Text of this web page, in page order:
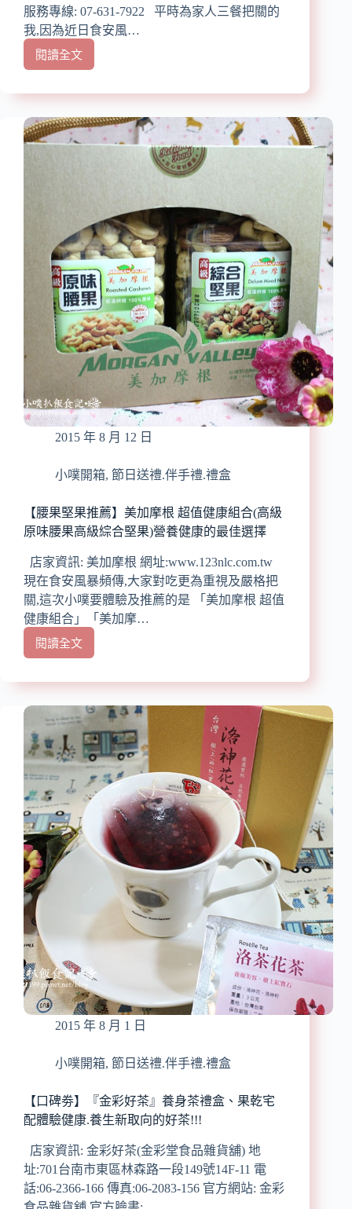
服務專線: 07-631-7922 平時為家人三餐把關的
我,因為近日食安風…
閱讀全文
【團
美
『石
安
用
兩
相
宜
『手
工
黃
金
上
班
族
購
夯”
2015 年 8 月 12 日
小噗開箱, 節日送禮.伴手禮.禮盒
【腰果堅果推薦】美加摩根 超值健康組合(高級
原味腰果高級綜合堅果)營養健康的最佳選擇
店家資訊: 美加摩根 網址:www.123nlc.com.tw
現在食安風暴頻傳,大家對吃更為重視及嚴格把
關,這次小噗要體驗及推薦的是 「美加摩根 超值
健康組合」「美加摩…
閱讀全文
【腰
堅
推
薦】
美
加
摩
根
超
值
健
康
味
腰
果
高
級
合
果)
營
養
健
康
的
最
2015 年 8 月 1 日
小噗開箱, 節日送禮.伴手禮.禮盒
【口碑劵】『金彩好茶』養身茶禮盒、果乾宅
配體驗健康.養生新取向的好茶!!!
店家資訊: 金彩好茶(金彩堂食品雜貨舖) 地
址:701台南市東區林森路一段149號14F-11 電
話:06-2366-166 傳真:06-2083-156 官方網站: 金彩